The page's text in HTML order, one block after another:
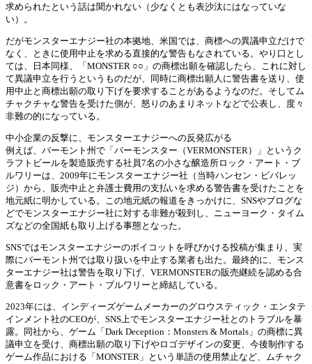
求められたという話は聞かれない（少なくとも表沙汰にはなっていな
い）。
だがモンスターエナジー社の本拠地、米国では、商標への異議申立だけで
なく、ときに使用中止を求める直接的な警告もなされている。やり口とし
ては、日本同様、「MONSTER ○○」の商標出願を確認したら、これに対し
て異議申立を行うというものだが、同時に商標出願人に警告書を送り、使
用中止と商標出願の取り下げを要求することがあるようなのだ。そしてム
チャクチャな警告を受けた側が、怒りのあまりネットなどで公表し、度々
非難の的になっている。
中小企業の反撃に、モンスターエナジーへの反発広がる
例えば、バーモント州で「バーモンスター（VERMONSTER）」というク
ラフトビールを製造販売する社員7名の小さな醸造所ロック・アート・ブ
ルワリーは、2009年にモンスターエナジー社（当時ハンセン・ビバレッ
ジ）から、販売中止と弁護士費用の支払いを求める警告書を受けたことを
地元紙に明かしている。この地元紙の報道をきっかけに、SNSやブログな
どでモンスターエナジー社に対する非難が殺到し、ニューヨーク・タイム
ズなどの全国紙も取り上げる事態となった。
SNSではモンスターエナジーのボイコットを呼びかける投稿が集まり、実
際にバーモント州では取り扱いを中止する業者も出た。最終的に、モンス
ターエナジー社は警告を取り下げ、VERMONSTERの販売継続を認める合
意書をロック・アート・ブルワリーと締結している。
2023年には、インディーズゲームメーカーのグロウスティック・エンタテ
インメント社のCEOが、SNS上でモンスターエナジー社とのトラブルを暴
露。同社から、ゲーム「Dark Deception：Monsters & Mortals」の商標に異
議申立を受け、商標出願の取り下げやロゴデザインの変更、今後制作する
ゲーム作品における「MONSTER」という単語の使用禁止など、ムチャク